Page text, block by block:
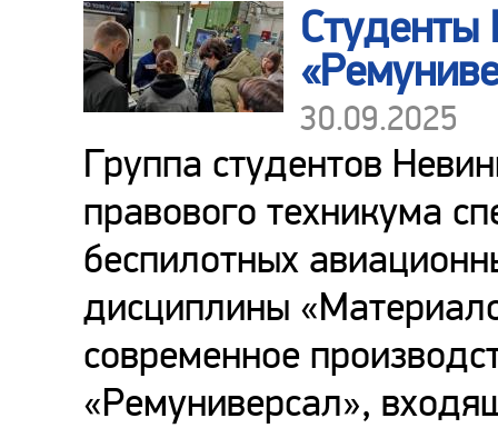
30.09.2025
Группа студентов
правового техникума
беспилотных
дисциплины
современное
«Ремуниверсал»,